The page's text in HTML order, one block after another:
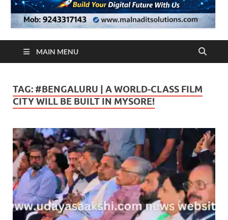
MAIN MENU
TAG: #BENGALURU | A WORLD-CLASS FILM
CITY WILL BE BUILT IN MYSORE!